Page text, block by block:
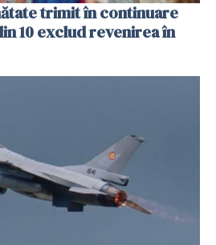
trimit în continuare
10 exclud revenirea în